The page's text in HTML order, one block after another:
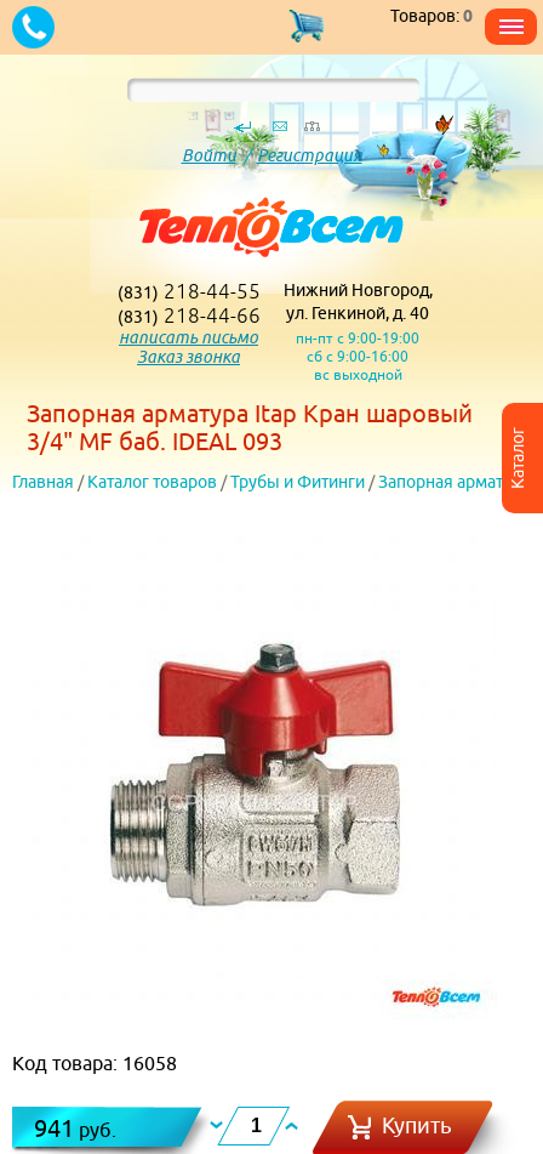
Каталог
Товаров:0
Войти/Регистрация
(831) 218-44-55
(831) 218-44-66
написать письмо
Заказ звонка
Нижний Новгород,
ул. Генкиной, д. 40
пн-пт с 9:00-19:00
сб с 9:00-16:00
вс выходной
Запорная арматура Itap Кран шаровый
3/4" MF баб. IDEAL 093
Главная / Каталог товаров /Трубы и Фитинги /Запорная арматура
Код товара: 16058
941 руб. Купить